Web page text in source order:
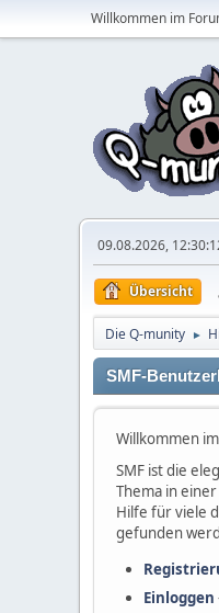
Willkommen im
09.08.2026,
Übersicht
Die Q-munity ►
SMF-
Willkommen
SMF ist die
Thema in
Hilfe für viele
gefunden
Einloggen